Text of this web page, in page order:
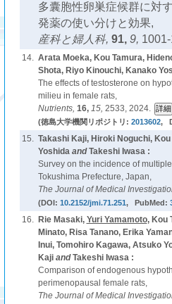
多囊胞性卵巣症候群に対
発薬の使い分けと効果,
産科と婦人科, 91, 9,
14. Arata Moeka, Kou Tamura,
Shota, Riyo Kinouchi, Kanako
The effects of testosterone on
milieu in female rats,
Nutrients, 16, 15, 2533, 2024.
(徳島大学機関リポジトリ: 2013602,
15. Takashi Kaji, Hiroki Noguchi,
YoshidaandTakeshi Iwasa :
Survey on the incidence of
Tokushima Prefecture, Japan,
The Journal of Medical
(DOI: 10.2152/jmi.71.251, PubMed:
16. Rie Masaki, Yuri Yamamoto, Kou
Minato, Risa Tanano, Erika
Inui, Tomohiro Kagawa, Atsuko
KajiandTakeshi Iwasa :
Comparison of endogenous
perimenopausal female rats,
The Journal of Medical